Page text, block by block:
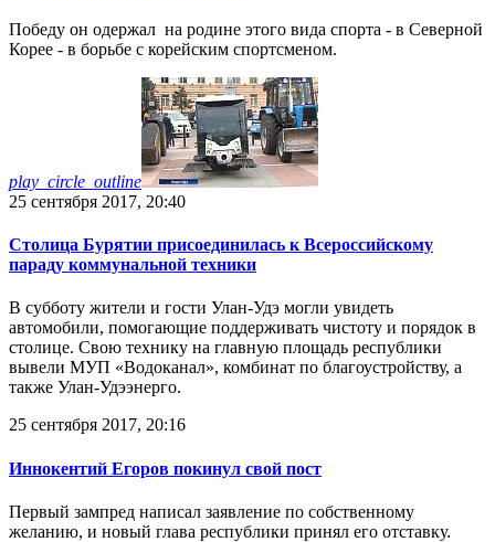
Победу он одержал на родине этого вида спорта - в Северной
Корее - в борьбе с корейским спортсменом.
play_circle_outline
25 сентября 2017, 20:40
Столица Бурятии присоединилась к Всероссийскому
параду коммунальной техники
В субботу жители и гости Улан-Удэ могли увидеть
автомобили, помогающие поддерживать чистоту и порядок в
столице. Свою технику на главную площадь республики
вывели МУП «Водоканал», комбинат по благоустройству, а
также Улан-Удээнерго.
25 сентября 2017, 20:16
Иннокентий Егоров покинул свой пост
Первый зампред написал заявление по собственному
желанию, и новый глава республики принял его отставку.